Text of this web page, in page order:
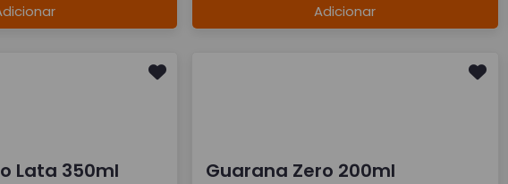
Adicionar
Lata 350ml
Guarana Zero 200ml